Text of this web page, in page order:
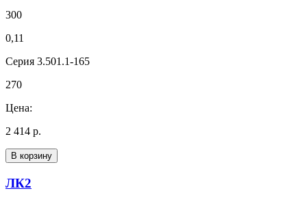
300
0,11
Серия 3.501.1-165
270
Цена:
2 414 р.
В корзину
ЛК2